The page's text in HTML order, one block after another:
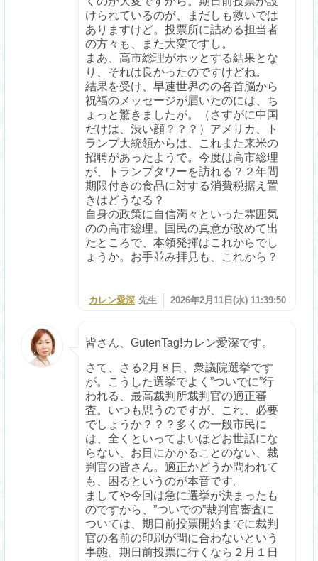
けられているのが、まだしも救いでは
ありますけど。投票所に詰める担当者
の方々も、また大変ですし。
まあ、高市総理がホッとする結果とな
り、それは良かったのですけどね。
結果を受け、早速世界のの各首脳から
祝福のメッセージが届いたのには、ち
ょっと驚きましたが。（さすがに中国
だけは、渋い顔？？？）アメリカ、ト
ランプ大統領からは、これまた来米の
招聘があったようで。今度は高市総理
が、トランプタワーを訪れる？２年間
期限付きの食品に対する消費税据え置
きはどうなる？
自身の政策に自信満々といった雰囲気
のの高市総理。国民の真意が改めて出
たところで、本領発揮はこれからでし
ょうか。お手並み拝見も、これから？
カレン愛深 先生 2026年2月11日(水) 11:39:50
皆さん、GutenTag!カレン愛深です。
さて、さる2月８日、衆議院選挙です
が。こうした選挙でよく”ついでに”行
われる、最高裁判所裁判官の適正審
査。いつも思うのですが、これ、必要
でしょうか？？？多くの一般市民に
は、全くといってよいほどお世話にな
らない、お目にかかることのない、裁
判官の皆さん。適正かどうか問われて
も、困るというのが本音です。
ましてや今回は急に選挙が決まったも
のですから、”ついでの”裁判官審査に
ついては、期日前投票開始までに裁判
官の名前の印刷が間に合わないという
事態。期日前投票に行くなら２月１日